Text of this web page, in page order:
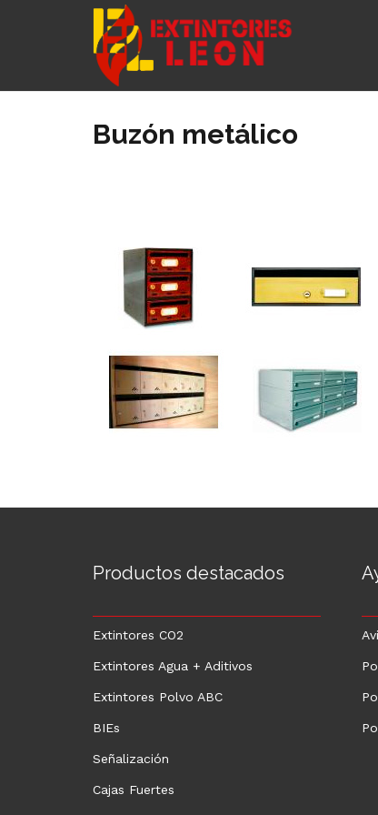
Buzón metálico
Productos destacados
Extintores CO2
Extintores Agua + Aditivos
Extintores Polvo ABC
BIEs
Señalización
Cajas Fuertes